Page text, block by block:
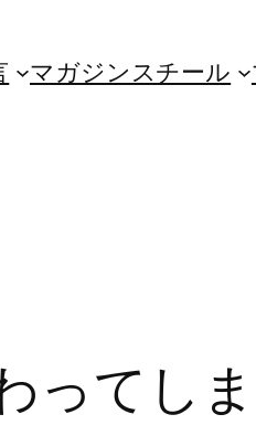
マガジンスチール
てしま